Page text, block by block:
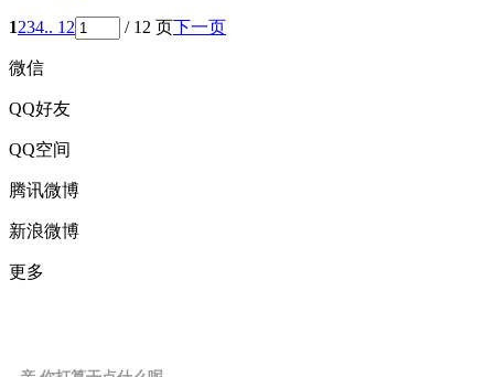
1234.. 12 / 12 页下一页
微信
QQ好友
QQ空间
腾讯微博
新浪微博
更多